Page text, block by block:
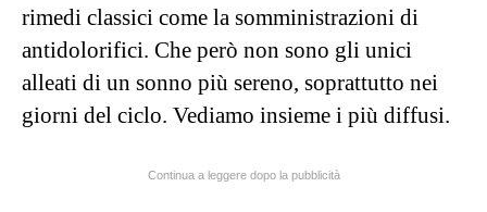
rimedi classici come la somministrazioni di
antidolorifici. Che però non sono gli unici
alleati di un sonno più sereno, soprattutto nei
giorni del ciclo. Vediamo insieme i più diffusi.
Continua a leggere dopo la pubblicità